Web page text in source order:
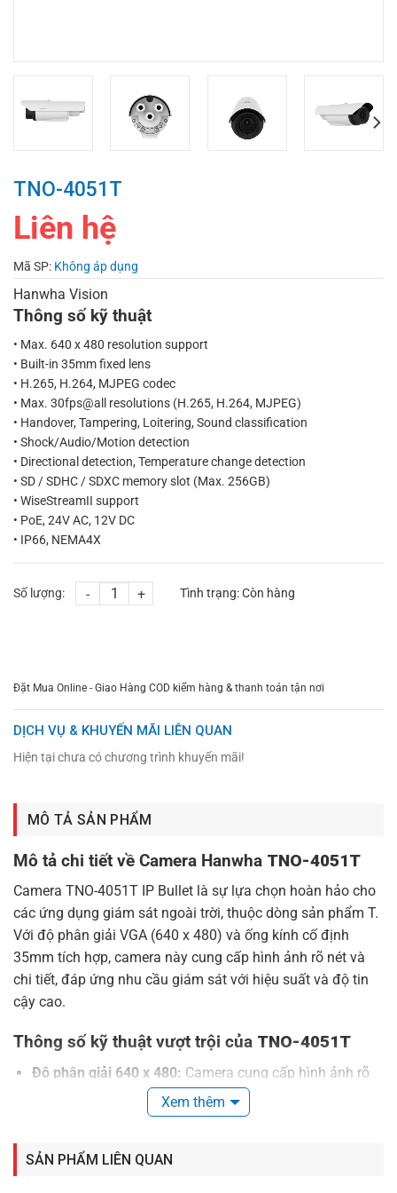
TNO-4051T
Liên hệ
Mã SP: Không áp dụng
Hanwha Vision
Thông số kỹ thuật
• Max. 640 x 480 resolution support
• Built-in 35mm fixed lens
• H.265, H.264, MJPEG codec
• Max. 30fps@all resolutions (H.265, H.264, MJPEG)
• Handover, Tampering, Loitering, Sound classification
• Shock/Audio/Motion detection
• Directional detection, Temperature change detection
• SD / SDHC / SDXC memory slot (Max. 256GB)
• WiseStreamII support
• PoE, 24V AC, 12V DC
• IP66, NEMA4X
Số lượng: - + Tình trạng:Còn hàng
Đặt Mua Online - Giao Hàng COD kiểm hàng & thanh toán tận nơi
DỊCH VỤ & KHUYẾN MÃI LIÊN QUAN
Hiện tại chưa có chương trình khuyến mãi!
MÔ TẢ SẢN PHẨM
Mô tả chi tiết về Camera Hanwha TNO-4051T
Camera TNO-4051T IP Bullet là sự lựa chọn hoàn hảo cho
các ứng dụng giám sát ngoài trời, thuộc dòng sản phẩm T.
Với độ phân giải VGA (640 x 480) và ống kính cố định
35mm tích hợp, camera này cung cấp hình ảnh rõ nét và
chi tiết, đáp ứng nhu cầu giám sát với hiệu suất và độ tin
cậy cao.
Thông số kỹ thuật vượt trội của TNO-4051T
Độ phân giải 640 x 480: Camera cung cấp hình ảnh rõ
ràng và sắc nét, giúp theo dõi mọi hoạt động trong khu
vực giám sát một cách chi tiết.
Ống kính cố định 35mm:
camera có khả năng quan sát ổn định và chính xác.
Xem thêm
SẢN PHẨM LIÊN QUAN